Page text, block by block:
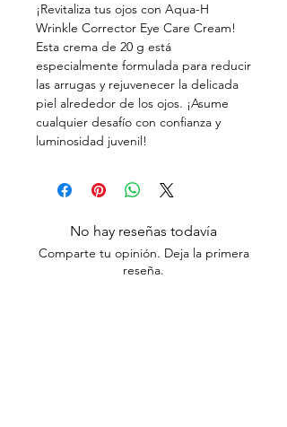
¡Revitaliza tus ojos con Aqua-H
Wrinkle Corrector Eye Care Cream!
Esta crema de 20 g está
especialmente formulada para reducir
las arrugas y rejuvenecer la delicada
piel alrededor de los ojos. ¡Asume
cualquier desafío con confianza y
luminosidad juvenil!
No hay reseñas todavía
Comparte tu opinión. Deja la primera
reseña.